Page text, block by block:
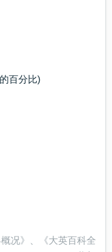
百分比)
况》、《大英百科全